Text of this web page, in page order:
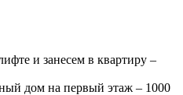
и занесем в квартиру –
дом на первый этаж – 1000